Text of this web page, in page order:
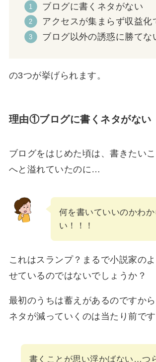
ブログに書くネタがない
アクセスが集まらず収益化
ブログ以外の誘惑に勝てな
の3つが挙げられます。
理由①ブログに書くネタがない
ブログをはじめた頃は、書きたい
へと溢れていたのに…
何を書いていいのかわか
い！！！
これはスランプ？まるで小説家の
せているのではないでしょうか？
最初のうちは蓄えがあるのですか
ネタが減っていくのは当たり前です
書くことが思い浮かばない…つ